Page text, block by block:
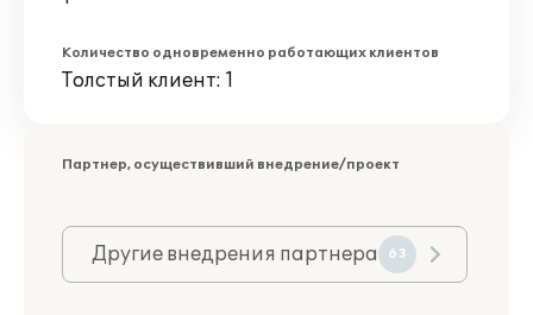
Количество одновременно работающих клиентов
Толстый клиент: 1
Партнер, осуществивший внедрение/проект
Другие внедрения партнера 63